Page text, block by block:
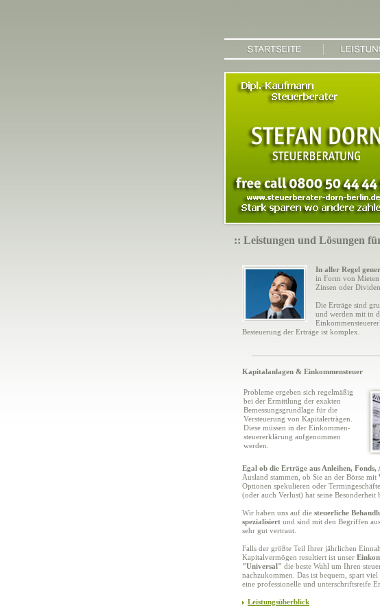
:: Leistungen und Lösungen
In aller Regel
in Form von
Zinsen oder
Die Erträge sind
und werden mit in
Besteuerung der Erträge ist komplex.
Kapitalanlagen & Einkommensteuer
Probleme ergeben sich regelmäßig
bei der Ermittlung der exakten
Bemessungsgrundlage für die
Versteuerung von Kapitalerträgen.
Diese müssen in der Einkommen-
steuererklärung aufgenommen
werden.
Egal ob die Erträge aus Anleihen, Fonds,
Ausland stammen, ob Sie an der Börse mit
Optionen spekulieren oder
(oder auch Verlust) hat seine Besonderheit
Wir haben uns auf die steuerliche
spezialisiert und sind mit den Begriffen
sehr gut vertraut.
Falls der größte Teil Ihrer jährlichen
Kapitalvermögen resultiert ist unser
"Universal" die beste Wahl um Ihren
nachzukommen. Das ist bequem, spart
eine professionelle und unterschriftsreife
Leistungsüberblick